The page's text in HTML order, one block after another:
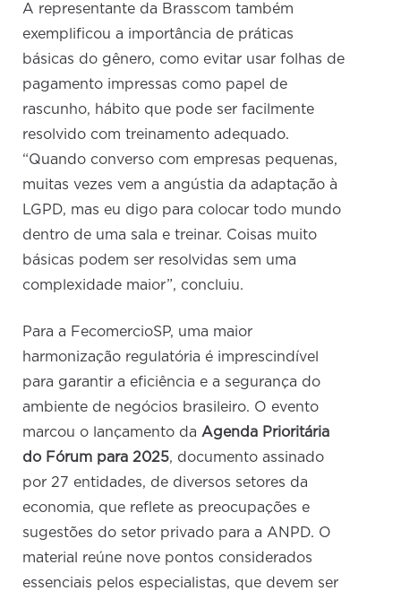
A representante da Brasscom também
exemplificou a importância de práticas
básicas do gênero, como evitar usar folhas de
pagamento impressas como papel de
rascunho, hábito que pode ser facilmente
resolvido com treinamento adequado.
“Quando converso com empresas pequenas,
muitas vezes vem a angústia da adaptação à
LGPD, mas eu digo para colocar todo mundo
dentro de uma sala e treinar. Coisas muito
básicas podem ser resolvidas sem uma
complexidade maior”, concluiu.
Para a FecomercioSP, uma maior
harmonização regulatória é imprescindível
para garantir a eficiência e a segurança do
ambiente de negócios brasileiro. O evento
marcou o lançamento da Agenda Prioritária
do Fórum para 2025, documento assinado
por 27 entidades, de diversos setores da
economia, que reflete as preocupações e
sugestões do setor privado para a ANPD. O
material reúne nove pontos considerados
essenciais pelos especialistas, que devem ser